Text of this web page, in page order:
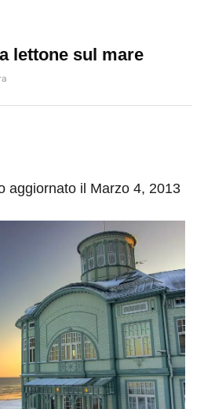
lettone sul mare
aggiornato il Marzo 4, 2013